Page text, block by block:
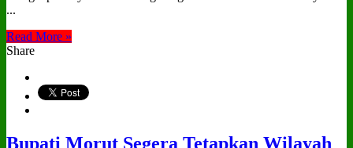
...
Read More »
Share
Bupati Morut Segera Tetapkan Wilayah